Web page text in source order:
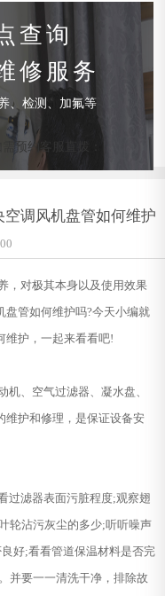
查询
修服务
、检测、加氟等
预约客服直拨：
调风机盘管如何维护
，对极其本身以及使用效果
盘管如何维护吗?今天小编就
维护，一起来看看吧!
机、空气过滤器、凝水盘、
维护和修理，是保证设备安
过滤器表面污脏程度;观察翅
轮沾污灰尘的多少;听听噪声
好;看看管道保温材料是否完
并要一一清洗干净，排除故